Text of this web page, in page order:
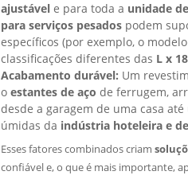
ajustável e para toda a unidade
para serviços pesados podem
específicos (por exemplo, o
classificações diferentes das L x 18
Acabamento durável: Um
o estantes de aço de ferrugem,
desde a garagem de uma casa
úmidas da indústria hoteleira e
Esses fatores combinados criam
confiável e, o que é mais importante,